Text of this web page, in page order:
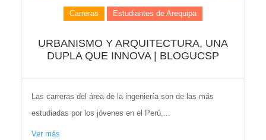
Carreras Estudiantes de Arequipa
URBANISMO Y ARQUITECTURA, UNA
DUPLA QUE INNOVA | BLOGUCSP
Las carreras del área de la ingeniería son de las más
estudiadas por los jóvenes en el Perú,...
Ver más